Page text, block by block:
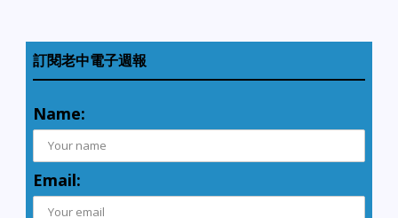
訂閱老中電子週報
Name:
Email: